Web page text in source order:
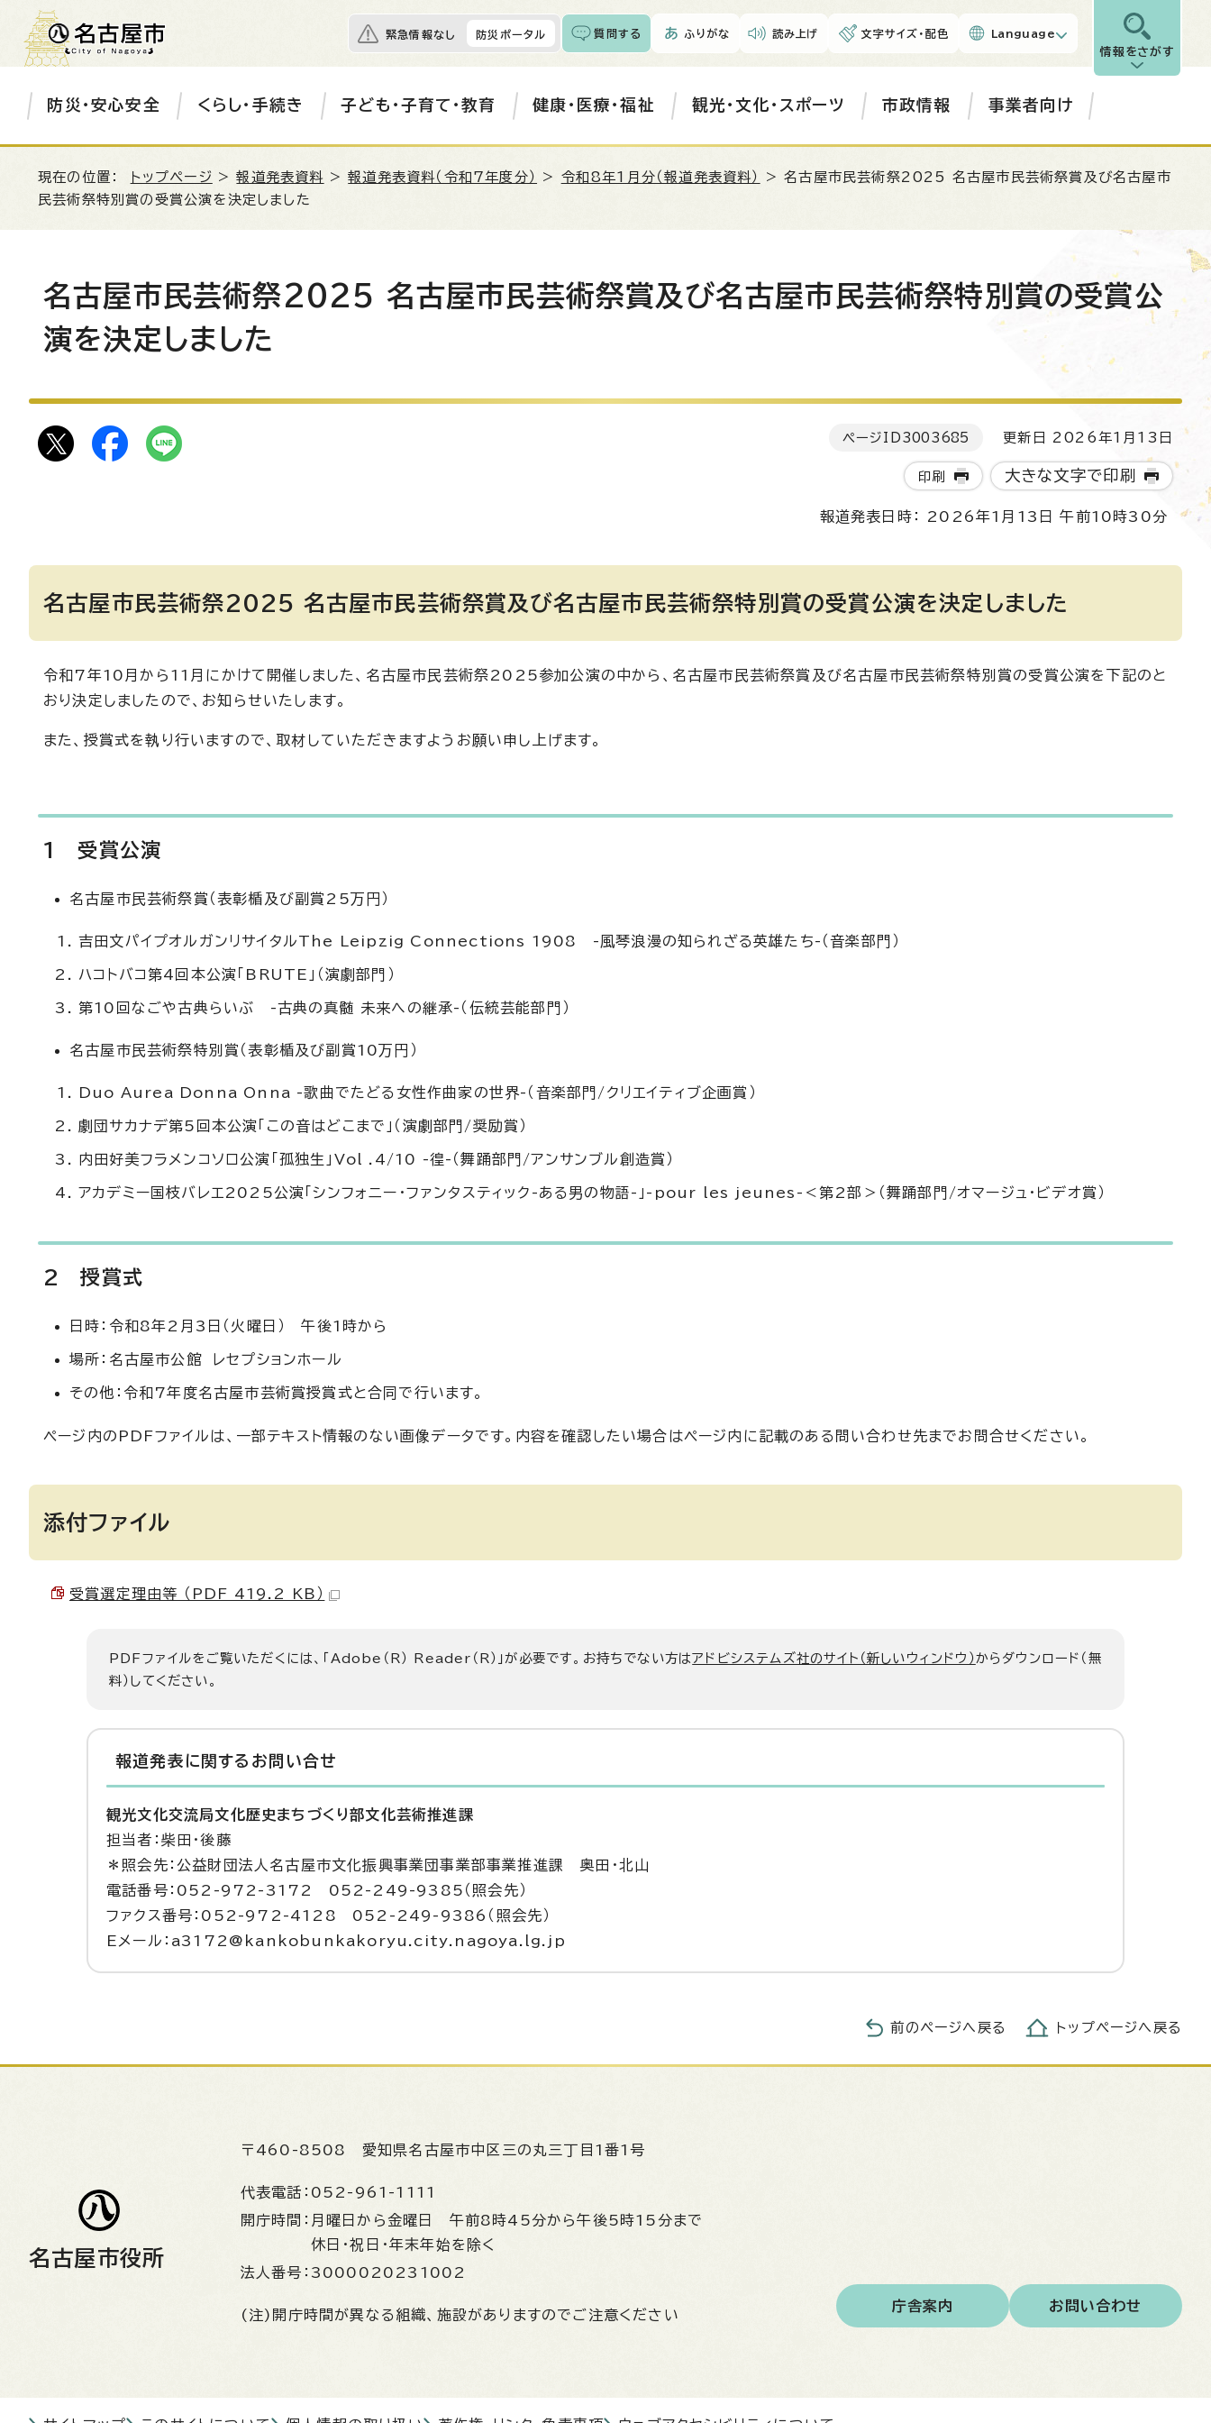
緊急情報なし 防災ポータル 質問する ふりがな 読み上げ 文字サイズ・配色 Language
情報をさがす
防災・安心安全 くらし・手続き 子ども・子育て・教育 健康・医療・福祉 観光・文化・スポーツ 市政情報 事業者向け
現在の位置： トップページ >報道発表資料 >報道発表資料（令和7年度分） > 令和8年1月分（報道発表資料）
> 名古屋市民芸術祭2025 名古屋市民芸術祭賞及び名古屋市
民芸術祭特別賞の受賞公演を決定しました
名古屋市民芸術祭2025 名古屋市民芸術祭賞及び名古屋市民芸術祭特別賞の受賞公
演を決定しました
ページID 3003685 更新日 2026年1月13日
印刷 大きな文字で印刷
報道発表日時： 2026年1月13日 午前10時30分
名古屋市民芸術祭2025 名古屋市民芸術祭賞及び名古屋市民芸術祭特別賞の受賞公演を決定しました
令和7年10月から11月にかけて開催しました、名古屋市民芸術祭2025参加公演の中から、名古屋市民芸術祭賞及び名古屋市民芸術祭特別賞の受賞公演を下記のと
おり決定しましたので、お知らせいたします。
また、授賞式を執り行いますので、取材していただきますようお願い申し上げます。
1 受賞公演
名古屋市民芸術祭賞（表彰楯及び副賞25万円）
吉田文パイプオルガンリサイタルThe Leipzig Connections 1908 -風琴浪漫の知られざる英雄たち-（音楽部門）
ハコトバコ第4回本公演「BRUTE」（演劇部門）
第10回なごや古典らいぶ -古典の真髄 未来への継承-（伝統芸能部門）
名古屋市民芸術祭特別賞（表彰楯及び副賞10万円）
Duo Aurea Donna Onna -歌曲でたどる女性作曲家の世界-（音楽部門/クリエイティブ企画賞）
劇団サカナデ第5回本公演「この音はどこまで」（演劇部門/奨励賞）
内田好美フラメンコソロ公演「孤独生」Vol .4/10 -徨-（舞踊部門/アンサンブル創造賞）
アカデミー国枝バレエ2025公演「シンフォニー・ファンタスティック-ある男の物語-」-pour les jeunes-＜第2部＞（舞踊部門/オマージュ・ビデオ賞）
2 授賞式
日時：令和8年2月3日（火曜日） 午後1時から
場所：名古屋市公館 レセプションホール
その他：令和7年度名古屋市芸術賞授賞式と合同で行います。
ページ内のPDFファイルは、一部テキスト情報のない画像データです。内容を確認したい場合はページ内に記載のある問い合わせ先までお問合せください。
添付ファイル
受賞選定理由等 （PDF 419.2 KB）
PDFファイルをご覧いただくには、「Adobe（R） Reader（R）」が必要です。お持ちでない方はアドビシステムズ社のサイト（新しいウィンドウ）からダウンロード（無
料）してください。
報道発表に関するお問い合せ
観光文化交流局文化歴史まちづくり部文化芸術推進課
担当者：柴田・後藤
＊照会先：公益財団法人名古屋市文化振興事業団事業部事業推進課 奥田・北山
電話番号：052-972-3172 052-249-9385（照会先）
ファクス番号：052-972-4128 052-249-9386（照会先）
Eメール：a3172@kankobunkakoryu.city.nagoya.lg.jp
前のページへ戻る トップページへ戻る
名古屋市役所
〒460-8508 愛知県名古屋市中区三の丸三丁目1番1号
代表電話： 052-961-1111
開庁時間： 月曜日から金曜日 午前8時45分から午後5時15分まで
休日・祝日・年末年始を除く
法人番号： 3000020231002
(注)開庁時間が異なる組織、施設がありますのでご注意ください
庁舎案内 お問い合わせ